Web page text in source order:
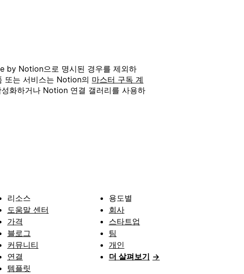
by Notion으로 명시된 경우를 제외하
또는 서비스는 Notion의 마스터 구독 계
화하거나 Notion 연결 갤러리를 사용하
리소스
도움말 센터
가격
블로그
커뮤니티
연결
템플릿
용도별
회사
스타트업
팀
개인
더 살펴보기 →